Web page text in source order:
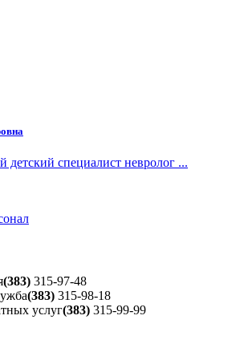
специалист невролог ...
(383) 315-97-48
(383) 315-98-18
услуг(383) 315-99-99